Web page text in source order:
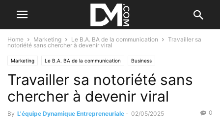
Home Marketing Le B.A. BA de la communication
Travailler sa
notoriété sans chercher à devenir viral
Marketing Le B.A. BA de la communication Business
Valorisation d'entreprise
Travailler sa notoriété sans
chercher à devenir viral
By L'équipe Dynamique Entrepreneuriale - 02/05/2025 0